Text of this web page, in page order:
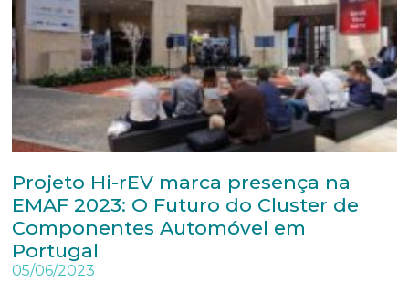
Projeto Hi-rEV marca presença na
EMAF 2023: O Futuro do Cluster de
Componentes Automóvel em
Portugal
05/06/2023